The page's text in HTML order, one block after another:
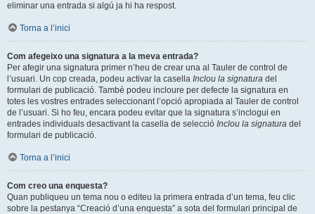
eliminar una entrada si algú ja hi ha respost.
Torna a l’inici
Com afegeixo una signatura a la meva entrada?
Per afegir una signatura primer n’heu de crear una al Tauler de control de
l’usuari. Un cop creada, podeu activar la casella Inclou la signatura del
formulari de publicació. També podeu incloure per defecte la signatura en
totes les vostres entrades seleccionant l’opció apropiada al Tauler de control
de l’usuari. Si ho feu, encara podeu evitar que la signatura s’inclogui en
entrades individuals desactivant la casella de selecció Inclou la signatura del
formulari de publicació.
Torna a l’inici
Com creo una enquesta?
Quan publiqueu un tema nou o editeu la primera entrada d’un tema, feu clic
sobre la pestanya “Creació d’una enquesta” a sota del formulari principal de